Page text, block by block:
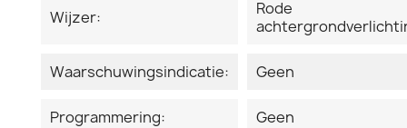
Wijzer:
Rode
Waarschuwingsindicatie: Geen
Programmering: Geen